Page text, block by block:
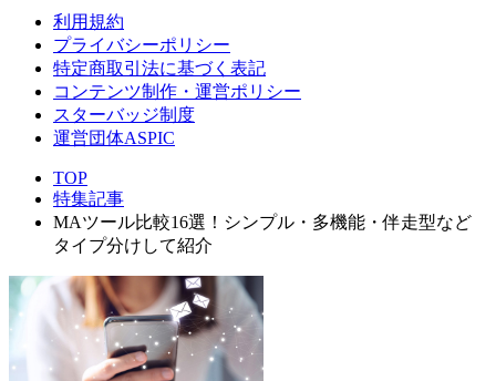
利用規約
プライバシーポリシー
特定商取引法に基づく表記
コンテンツ制作・運営ポリシー
スターバッジ制度
運営団体ASPIC
TOP
特集記事
MAツール比較16選！シンプル・多機能・伴走型など
タイプ分けして紹介